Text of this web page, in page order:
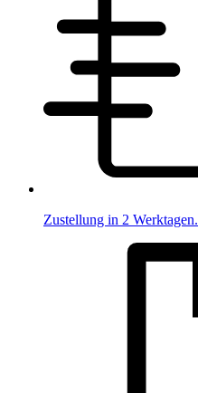
Zustellung in 2 Werktagen.